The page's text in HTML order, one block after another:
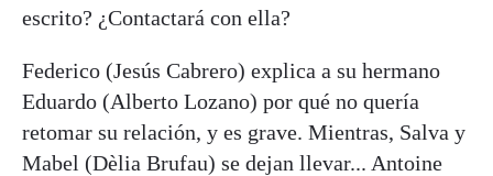
escrito? ¿Contactará con ella?
Federico (Jesús Cabrero) explica a su hermano
Eduardo (Alberto Lozano) por qué no quería
retomar su relación, y es grave. Mientras, Salva y
Mabel (Dèlia Brufau) se dejan llevar... Antoine